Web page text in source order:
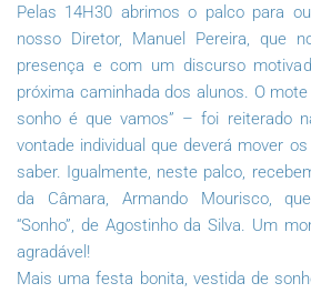
Pelas 14H30 abrimos o palco para
nosso Diretor, Manuel Pereira, que
presença e com um discurso
próxima caminhada dos alunos. O
sonho é que vamos” – foi reiterado
vontade individual que deverá mover
saber. Igualmente, neste palco,
da Câmara, Armando Mourisco,
“Sonho”, de Agostinho da Silva. Um
agradável!
Mais uma festa bonita, vestida de